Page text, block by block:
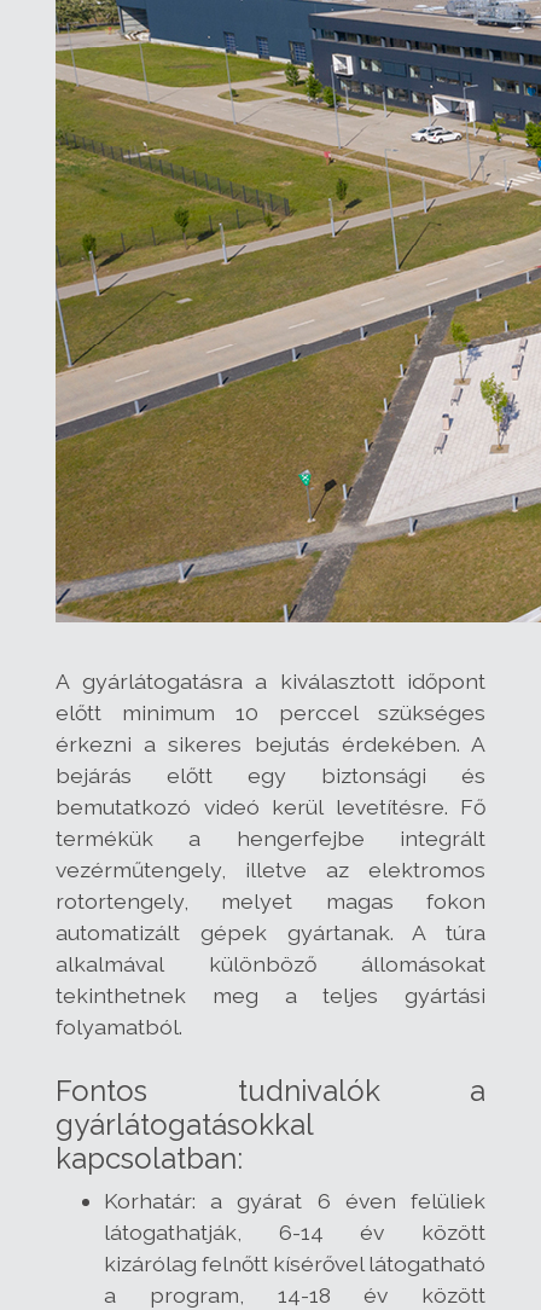
A gyárlátogatásra a kiválasztott időpont
előtt minimum 10 perccel szükséges
érkezni a sikeres bejutás érdekében. A
bejárás előtt egy biztonsági és
bemutatkozó videó kerül levetítésre. Fő
termékük a hengerfejbe integrált
vezérműtengely, illetve az elektromos
rotortengely, melyet magas fokon
automatizált gépek gyártanak. A túra
alkalmával különböző állomásokat
tekinthetnek meg a teljes gyártási
folyamatból.
Fontos tudnivalók a
gyárlátogatásokkal
kapcsolatban:
Korhatár: a gyárat 6 éven felüliek
látogathatják, 6-14 év között
kizárólag felnőtt kísérővel látogatható
a program, 14-18 év között